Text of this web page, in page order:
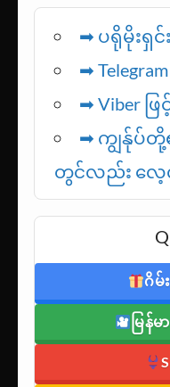
➡ ပရိုမိုးရှင်
➡
➡ Viber
➡ ကျွန်ုပ်တို့၏
တွင်လည်း လေ့
ဂိမ်
မြန်